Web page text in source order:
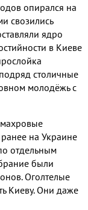
опирался на
свозились
ядро
в Киеве
столичные
молодёжь с
на Украине
отдельным
были
Оголтелые
Киеву. Они даже